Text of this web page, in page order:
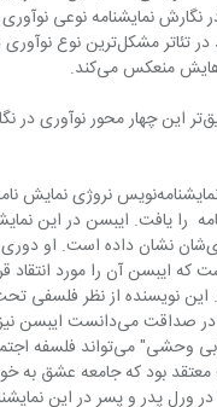
در نگارش نمایشنامه نوعی
را يافت. ايبسن در اين
نمایشنامه "مرغابی